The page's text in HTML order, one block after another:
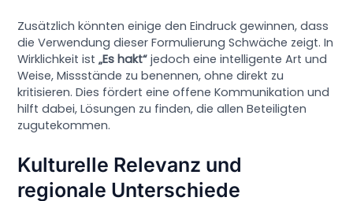
Zusätzlich könnten einige den Eindruck gewinnen, dass
die Verwendung dieser Formulierung Schwäche zeigt. In
Wirklichkeit ist„Es hakt“ jedoch eine intelligente Art und
Weise, Missstände zu benennen, ohne direkt zu
kritisieren. Dies fördert eine offene Kommunikation und
hilft dabei, Lösungen zu finden, die allen Beteiligten
zugutekommen.
Kulturelle Relevanz und
regionale Unterschiede